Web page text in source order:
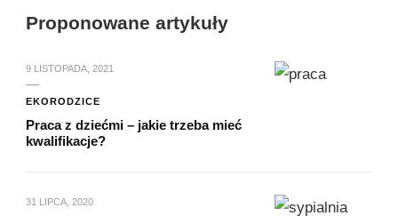
Proponowane artykuły
9 LISTOPADA, 2021
EKORODZICE
Praca z dziećmi – jakie trzeba mieć
kwalifikacje?
31 LIPCA, 2020